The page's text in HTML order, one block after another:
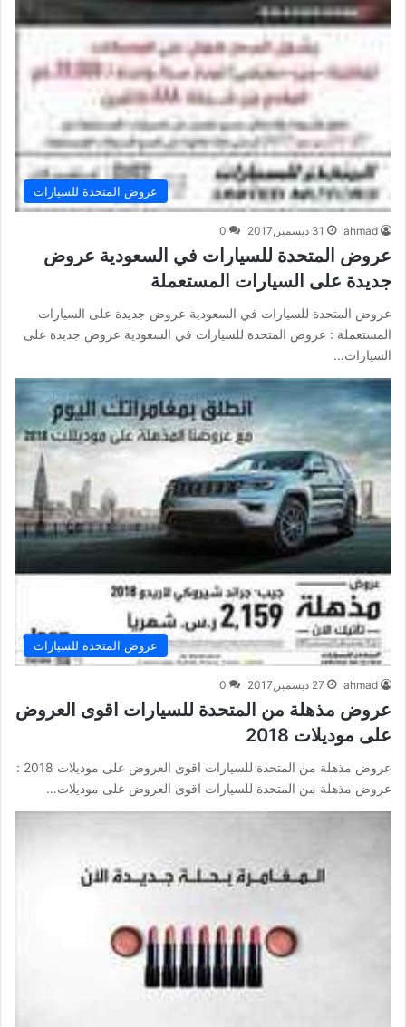
عروض المتحدة للسيارات
ahmad 31 ديسمبر,2017 0
عروض المتحدة للسيارات في السعودية عروض
جديدة على السيارات المستعملة
عروض المتحدة للسيارات في السعودية عروض جديدة على السيارات
المستعملة : عروض المتحدة للسيارات في السعودية عروض جديدة على
السيارات…
عروض المتحدة للسيارات
ahmad 27 ديسمبر,2017 0
عروض مذهلة من المتحدة للسيارات اقوى العروض
على موديلات 2018
عروض مذهلة من المتحدة للسيارات اقوى العروض على موديلات 2018 :
عروض مذهلة من المتحدة للسيارات اقوى العروض على موديلات…